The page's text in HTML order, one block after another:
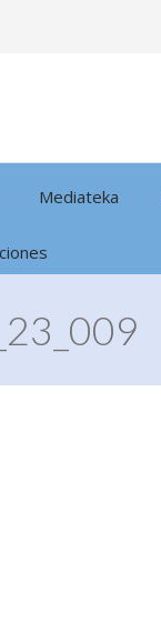
Mediateka